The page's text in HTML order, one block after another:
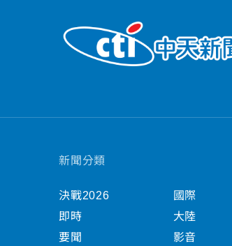
新聞分類
決戰2026
即時
要聞
國際
大陸
影音